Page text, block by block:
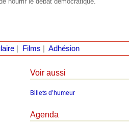
| Films Adhésion
Voir aussi
Billets d’humeur
Agenda